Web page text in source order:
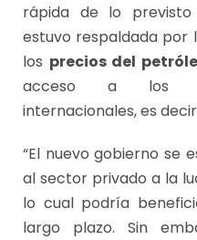
rápida de lo previsto
estuvo respaldada por
los precios del
acceso a los
internacionales, es
“El nuevo gobierno se
al sector privado a la
lo cual podría
largo plazo. Sin